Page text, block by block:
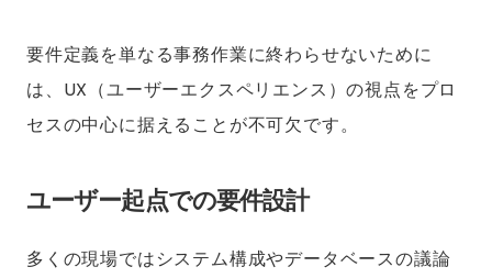
要件定義を単なる事務作業に終わらせないために
は、UX（ユーザーエクスペリエンス）の視点をプロ
セスの中心に据えることが不可欠です。
ユーザー起点での要件設計
多くの現場ではシステム構成やデータベースの議論